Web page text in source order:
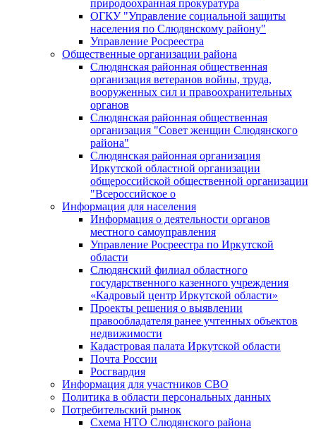
природоохранная прокуратура
ОГКУ "Управление социальной защиты
населения по Слюдянскому району"
Управление Росреестра
Общественные организации района
Слюдянская районная общественная
организация ветеранов войны, труда,
вооруженных сил и правоохранительных
органов
Слюдянская районная общественная
организация "Совет женщин Слюдянского
района"
Слюдянская районная организация
Иркутской областной организации
общероссийской общественной организации
"Всероссийское о
Информация для населения
Информация о деятельности органов
местного самоуправления
Управление Росреестра по Иркутской
области
Слюдянский филиал областного
государственного казенного учреждения
«Кадровый центр Иркутской области»
Проекты решения о выявлении
правообладателя ранее учтенных объектов
недвижимости
Кадастровая палата Иркутской области
Почта России
Росгвардия
Информация для участников СВО
Политика в области персональных данных
Потребительский рынок
Схема НТО Слюдянского района